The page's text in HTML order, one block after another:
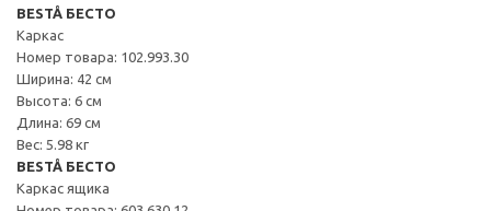
BESTÅ БЕСТО
Каркас
Номер товара: 102.993.30
Ширина: 42 см
Высота: 6 см
Длина: 69 см
Вес: 5.98 кг
BESTÅ БЕСТО
Каркас ящика